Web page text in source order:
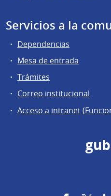
Servicios a la
Dependencias
Mesa de entrada
Trámites
Correo institucional
Acceso a intranet